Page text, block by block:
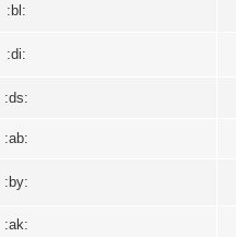
:bl:
:di:
:ds:
:ab:
:by:
:ak: